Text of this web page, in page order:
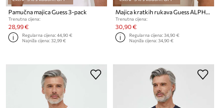
Pamučna majica Guess 3-pack
Trenutna cijena:
28,99 €
Regularna cijena:44,90 €
Najniža cijena:32,99 €
Trenutna cijena:
30,90 €
Regularna cijena:34,90 €
Najniža cijena:34,90 €